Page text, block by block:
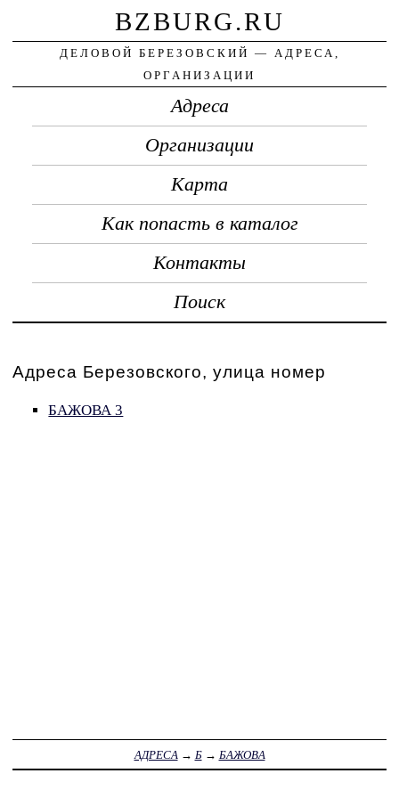
BZBURG.RU
ДЕЛОВОЙ БЕРЕЗОВСКИЙ — АДРЕСА,
ОРГАНИЗАЦИИ
Адреса
Организации
Карта
Как попасть в каталог
Контакты
Поиск
Адреса Березовского, улица номер
БАЖОВА 3
АДРЕСА → Б→ БАЖОВА